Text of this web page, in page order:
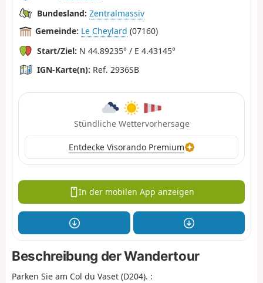
Bundesland: Zentralmassiv
Gemeinde: Le Cheylard (07160)
Start/Ziel: N 44.89235° / E 4.43145°
IGN-Karte(n): Ref. 2936SB
Stündliche Wettervorhersage
Entdecke Visorando Premium
In der mobilen App anzeigen
Beschreibung der Wandertour
Parken Sie am Col du Vaset (D204). :